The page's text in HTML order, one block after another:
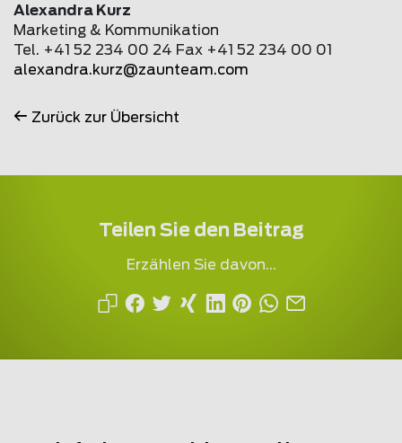
Alexandra Kurz
Marketing & Kommunikation
Tel. +41 52 234 00 24 Fax +41 52 234 00 01
alexandra.kurz@zaunteam.com
Zurück zur Übersicht
Teilen Sie den Beitrag
Erzählen Sie davon...